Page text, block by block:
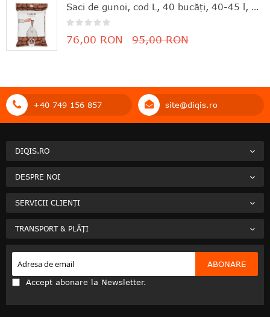
Saci de gunoi, cod L, 40 bucăţi, 40-45 l, Brabantia - 8710755138645
76,00 RON 95,00 RON
+40 749 156 857 site@diqis.ro
DIQIS.RO
DESPRE NOI
SERVICII CLIENȚI
TRANSPORT & PLĂȚI
ABONARE
Accept abonare la Newsletter.